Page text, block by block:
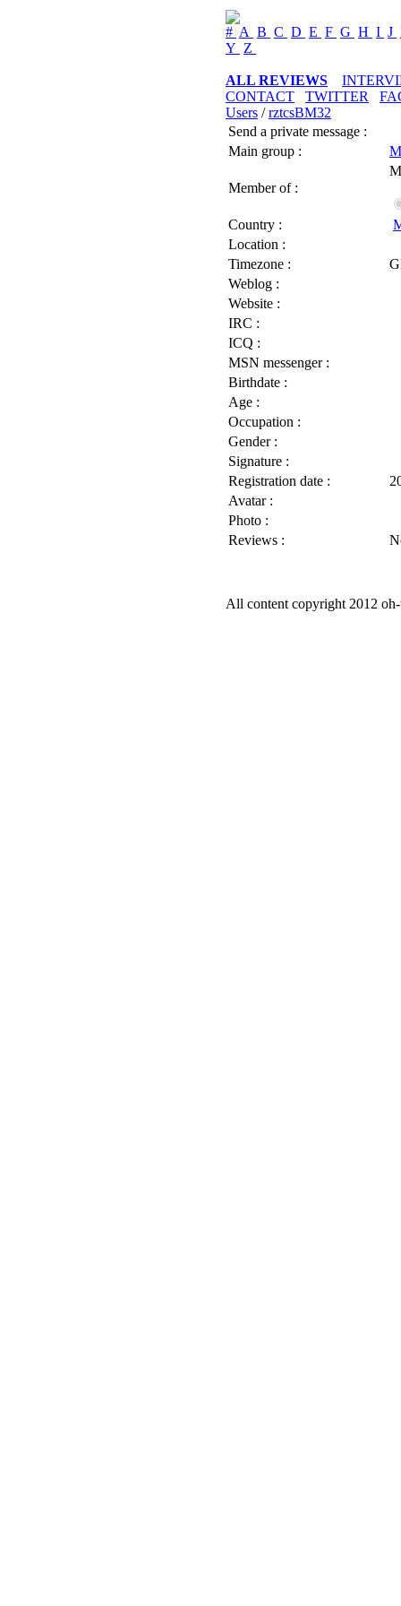
# A B C D E F G H I J
Y Z
ALL REVIEWS
CONTACT
TWITTER
Users /rztcsBM32
Send a private message :
Main group :
Member of :
Country :
Location :
Timezone :
Weblog :
Website :
IRC :
ICQ :
MSN messenger :
Birthdate :
Age :
Occupation :
Gender :
Signature :
Registration date :
Avatar :
Photo :
Reviews :
All content copyright 2012